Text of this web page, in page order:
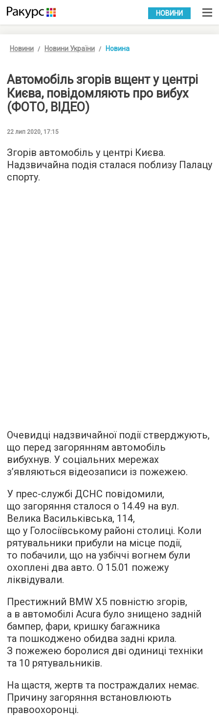
УКР РУС
НОВИНИ
Новини Новини України Новина
Автомобіль згорів вщент у центрі
Києва, повідомляють про вибух
(ФОТО, ВІДЕО)
22 лип 2020, 17:15
Згорів автомобіль у центрі Києва.
Надзвичайна подія сталася поблизу Палацу
спорту.
Очевидці надзвичайної події стверджують,
що перед загорянням автомобіль
вибухнув. У соціальних мережах
з’являються відеозаписи із пожежею.
У прес-службі ДСНС повідомили,
що загоряння сталося о 14.49 на вул.
Велика Васильківська, 114,
що у Голосіївському районі столиці. Коли
рятувальники прибули на місце події,
то побачили, що на узбіччі вогнем були
охоплені два авто. О 15.01 пожежу
ліквідували.
Престижний BMW X5 повністю згорів,
а в автомобілі Acura було знищено задній
бампер, фари, кришку багажника
та пошкоджено обидва задні крила.
З пожежею боролися дві одиниці техніки
та 10 рятувальників.
На щастя, жертв та постраждалих немає.
Причину загоряння встановлюють
правоохоронці.